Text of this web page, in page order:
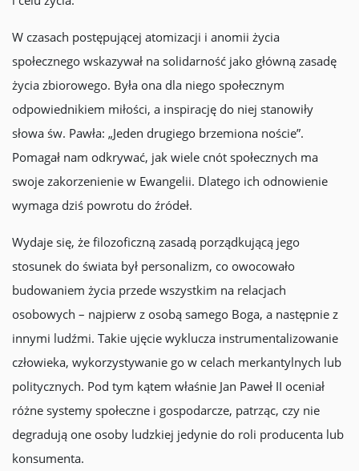
W czasach postępującej atomizacji i anomii życia
społecznego wskazywał na solidarność jako główną zasadę
życia zbiorowego. Była ona dla niego społecznym
odpowiednikiem miłości, a inspirację do niej stanowiły
słowa św. Pawła: „Jeden drugiego brzemiona noście”.
Pomagał nam odkrywać, jak wiele cnót społecznych ma
swoje zakorzenienie w Ewangelii. Dlatego ich odnowienie
wymaga dziś powrotu do źródeł.
Wydaje się, że filozoficzną zasadą porządkującą jego
stosunek do świata był personalizm, co owocowało
budowaniem życia przede wszystkim na relacjach
osobowych – najpierw z osobą samego Boga, a następnie z
innymi ludźmi. Takie ujęcie wyklucza instrumentalizowanie
człowieka, wykorzystywanie go w celach merkantylnych lub
politycznych. Pod tym kątem właśnie Jan Paweł II oceniał
różne systemy społeczne i gospodarcze, patrząc, czy nie
degradują one osoby ludzkiej jedynie do roli producenta lub
konsumenta.